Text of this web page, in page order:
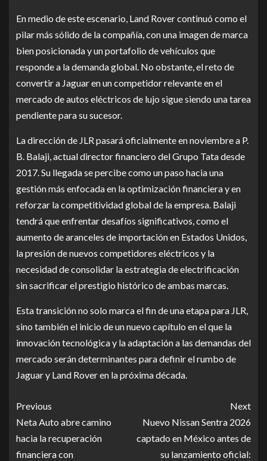
En medio de este escenario, Land Rover continuó como el
pilar más sólido de la compañía, con una imagen de marca
bien posicionada y un portafolio de vehículos que
responde a la demanda global. No obstante, el reto de
convertir a Jaguar en un competidor relevante en el
mercado de autos eléctricos de lujo sigue siendo una tarea
pendiente para su sucesor.
La dirección de JLR pasará oficialmente en noviembre a P.
B. Balaji, actual director financiero del Grupo Tata desde
2017. Su llegada se percibe como un paso hacia una
gestión más enfocada en la optimización financiera y en
reforzar la competitividad global de la empresa. Balaji
tendrá que enfrentar desafíos significativos, como el
aumento de aranceles de importación en Estados Unidos,
la presión de nuevos competidores eléctricos y la
necesidad de consolidar la estrategia de electrificación
sin sacrificar el prestigio histórico de ambas marcas.
Esta transición no solo marca el fin de una etapa para JLR,
sino también el inicio de un nuevo capítulo en el que la
innovación tecnológica y la adaptación a las demandas del
mercado serán determinantes para definir el rumbo de
Jaguar y Land Rover en la próxima década.
Previous
Neta Auto abre camino
hacia la recuperación
financiera con
Next
Nuevo Nissan Sentra 2026
captado en México antes de
su lanzamiento oficial: